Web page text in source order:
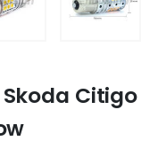
Citigo